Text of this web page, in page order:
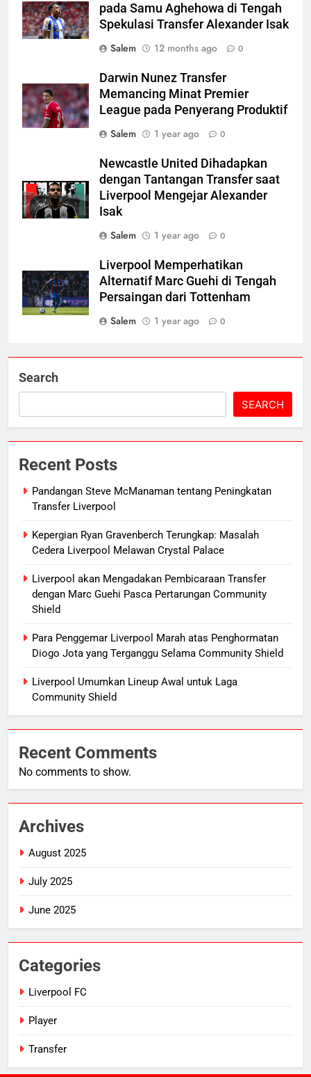
pada Samu Aghehowa di Tengah
Spekulasi Transfer Alexander Isak
Salem
12 months ago 0
Darwin Nunez Transfer
Memancing Minat Premier
League pada Penyerang Produktif
Salem
1 year ago 0
Newcastle United Dihadapkan
dengan Tantangan Transfer saat
Liverpool Mengejar Alexander
Isak
Salem
1 year ago 0
Liverpool Memperhatikan
Alternatif Marc Guehi di Tengah
Persaingan dari Tottenham
Salem
1 year ago 0
Search
SEARCH
Recent Posts
Pandangan Steve McManaman tentang Peningkatan
Transfer Liverpool
Kepergian Ryan Gravenberch Terungkap: Masalah
Cedera Liverpool Melawan Crystal Palace
Liverpool akan Mengadakan Pembicaraan Transfer
dengan Marc Guehi Pasca Pertarungan Community
Shield
Para Penggemar Liverpool Marah atas Penghormatan
Diogo Jota yang Terganggu Selama Community Shield
Liverpool Umumkan Lineup Awal untuk Laga
Community Shield
Recent Comments
No comments to show.
Archives
August 2025
July 2025
June 2025
Categories
Liverpool FC
Player
Transfer